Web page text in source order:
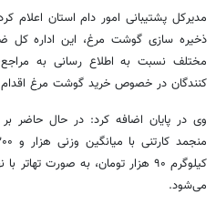
مدیرکل پشتیبانی امور دام استان اعلام
ذخیره سازی گوشت مرغ، این اداره کل
مختلف نسبت به اطلاع رسانی به
کنندگان در خصوص خرید گوشت مرغ اقدام
وی در پایان اضافه کرد: در حال
کیلوگرم ۹۰ هزار تومان، به صورت
می‌شود.